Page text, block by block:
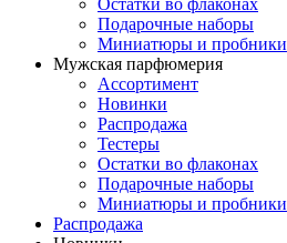
Остатки во флаконах
Подарочные наборы
Миниатюры и пробники
Мужская парфюмерия
Ассортимент
Новинки
Распродажа
Тестеры
Остатки во флаконах
Подарочные наборы
Миниатюры и пробники
Распродажа